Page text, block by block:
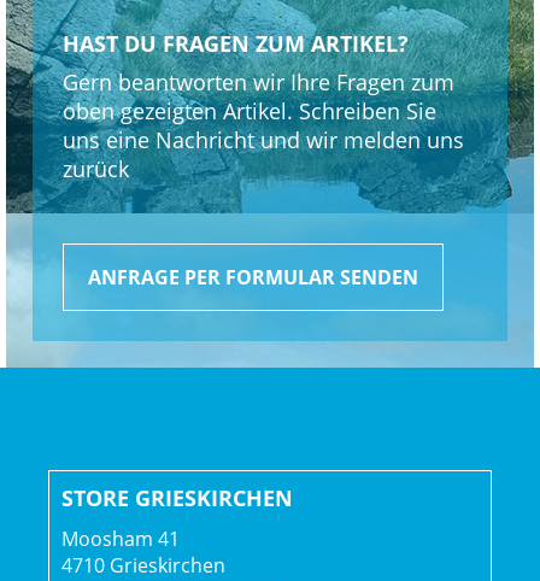
Loch, Presta-Ventil
Shimano TC500, Aluminium, Center Lock-
Scheibenaufnahme, 110 x 15 mm Steckachse
Shimano TC500 Aluminium, Centerlock, 148x12 mm
Steckachse
Gepäckträger: MIK-kompatibler Heckgepäckträger aus
Aluminium
Ständer: Pletscher Comp Flex 18
Schutzblech: Trek Powerfly 29" Custom-Schutzblech //
Vorderlicht: Supernova Mini 3 pure, LED, Scheinwerfer //
Supernova TL3 Mini, LED
Akku: Bosch PowerTube 800 Wh, Smart System
HAST DU FRAGEN ZUM ARTIKEL?
Gern beantworten wir Ihre Fragen zum
oben gezeigten Artikel. Schreiben Sie
uns eine Nachricht und wir melden uns
zurück
ANFRAGE PER FORMULAR SENDEN
STORE GRIESKIRCHEN
Moosham 41
4710 Grieskirchen